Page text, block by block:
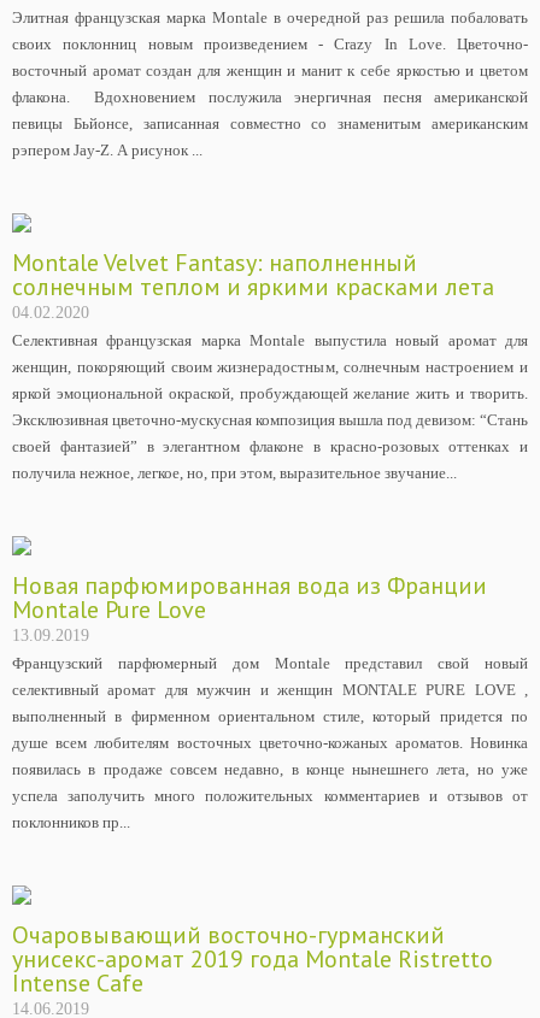
Элитная французская марка Montale в очередной раз решила побаловать
своих поклонниц новым произведением - Crazy In Love. Цветочно-
восточный аромат создан для женщин и манит к себе яркостью и цветом
флакона. Вдохновением послужила энергичная песня американской
певицы Бьйонсе, записанная совместно со знаменитым американским
рэпером Jay-Z. А рисунок ...
Montale Velvet Fantasy: наполненный
солнечным теплом и яркими красками лета
04.02.2020
Селективная французская марка Montale выпустила новый аромат для
женщин, покоряющий своим жизнерадостным, солнечным настроением и
яркой эмоциональной окраской, пробуждающей желание жить и творить.
Эксклюзивная цветочно-мускусная композиция вышла под девизом: “Стань
своей фантазией” в элегантном флаконе в красно-розовых оттенках и
получила нежное, легкое, но, при этом, выразительное звучание...
Новая парфюмированная вода из Франции
Montale Pure Love
13.09.2019
Французский парфюмерный дом Montale представил свой новый
селективный аромат для мужчин и женщин MONTALE PURE LOVE ,
выполненный в фирменном ориентальном стиле, который придется по
душе всем любителям восточных цветочно-кожаных ароматов. Новинка
появилась в продаже совсем недавно, в конце нынешнего лета, но уже
успела заполучить много положительных комментариев и отзывов от
поклонников пр...
Очаровывающий восточно-гурманский
унисекс-аромат 2019 года Montale Ristretto
Intense Cafе
14.06.2019